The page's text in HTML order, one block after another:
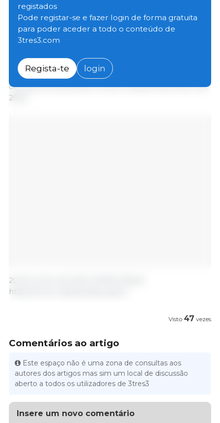
intensos para a carne de porco. A carne bovina, por
sua vez, tem sofrido desvalorização também
conforme dados do Cepea.
porco caiu face às concorrentes, com a diferença
entre o preço da carcaça especial de porco e o da
carcaça bovina sendo a menor desde Novembro de
2020.
20 de Junho de 2024 /CEPEA /Brasil.
https://www.cepea.esalq.usp.br
registados
Pode registar-se e fazer login de forma gratuita
para poder aceder a todo o conteúdo de
3tres3.com
Regista-te login
Visto 47 vezes
Comentários ao artigo
Este espaço não é uma zona de consultas aos
autores dos artigos mas sim um local de discussão
aberto a todos os utilizadores de 3tres3
Insere um novo comentário